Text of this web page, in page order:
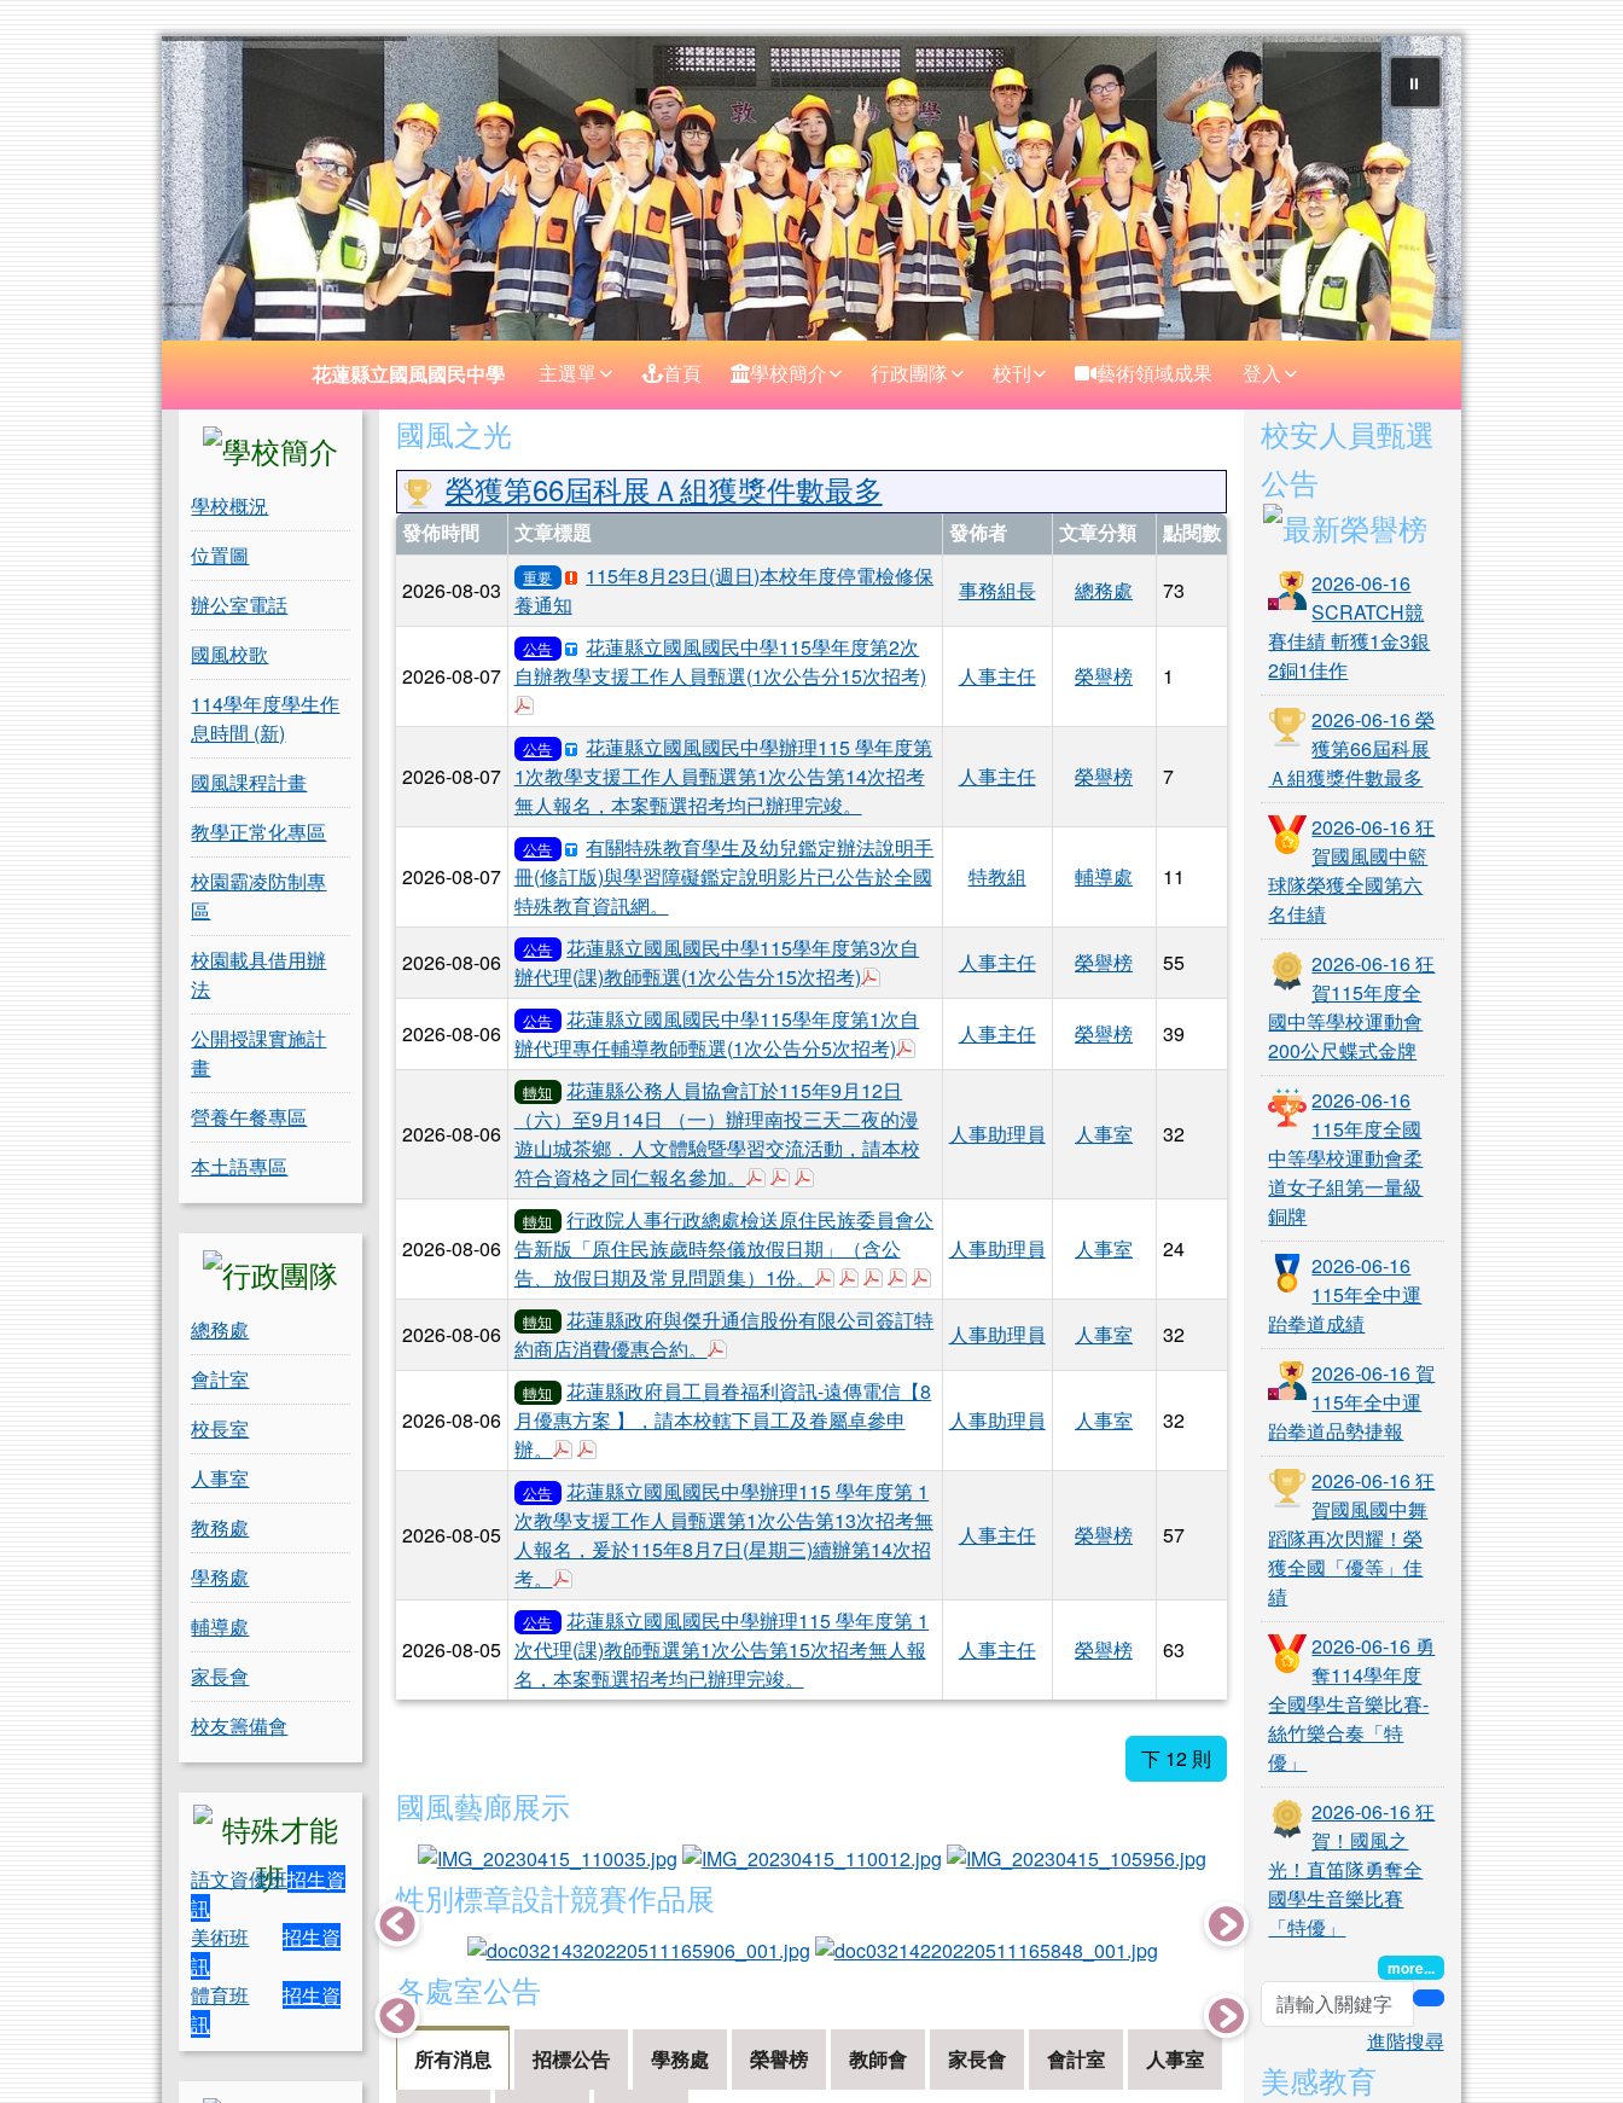
花蓮縣立國風國民中學 ⏸
導覽列 花蓮縣立國風國民中學 主選單 首頁 學校簡介 行政團隊 校刊 藝術領域成果 登入
左邊區域內容
學校概況
位置圖
辦公室電話
國風校歌
114學年度學生作
息時間 (新)
國風課程計畫
教學正常化專區
校園霸凌防制專
區
校園載具借用辦
法
公開授課實施計
畫
營養午餐專區
本土語專區
總務處
會計室
校長室
人事室
教務處
學務處
輔導處
家長會
校友籌備會
語文資優班招生資
訊
美術班
招生資
訊
體育班
招生資
訊
上中區域內容
國風之光
SCRATCH競賽佳績 斬獲1金3銀2銅1佳作
榮獲第66屆科展Ａ組獲獎件數最多
發佈時間 文章標題 發佈者 文章分類 點閱數
2026-08-03 重要
115年8月23日(週日)本校年度停電檢修保
養通知
事務組長 總務處 73
2026-08-07
公告
花蓮縣立國風國民中學115學年度第2次
自辦教學支援工作人員甄選(1次公告分15次招考)
於彈跳視窗觀看：花蓮縣立國風國民中學115學年度第2次教學支援工作人員甄選簡章.pdf
人事主任 榮譽榜 1
2026-08-07
公告
花蓮縣立國風國民中學辦理115 學年度第
1次教學支援工作人員甄選第1次公告第14次招考
無人報名，本案甄選招考均已辦理完竣。
人事主任 榮譽榜 7
2026-08-07
公告
有關特殊教育學生及幼兒鑑定辦法說明手
冊(修訂版)與學習障礙鑑定說明影片已公告於全國
特殊教育資訊網。
特教組 輔導處 11
2026-08-06 公告
花蓮縣立國風國民中學115學年度第3次自
辦代理(課)教師甄選(1次公告分15次招考)
於彈跳視窗觀看：花蓮縣立國風國民中學115學年度第3次自辦代理(課)教師甄選簡章
人事主任 榮譽榜 55
2026-08-06 公告
花蓮縣立國風國民中學115學年度第1次自
辦代理專任輔導教師甄選(1次公告分5次招考)
於彈跳視窗觀看：花蓮縣立國風國民中學115學年度第1次自辦代理專任輔導教師
人事主任 榮譽榜 39
2026-08-06
轉知
花蓮縣公務人員協會訂於115年9月12日
（六）至9月14日 （一）辦理南投三天二夜的漫
遊山城茶鄉．人文體驗暨學習交流活動，請本校
符合資格之同仁報名參加。
於彈跳視窗觀看：376550000A_1150153256_ATTACH1.pdf
於彈跳視窗觀看：376550000A_1150153256_ATTACH2.pdf
於彈跳視窗觀看：376550000A_1150153256_print.pdf
人事助理員 人事室 32
2026-08-06
轉知
行政院人事行政總處檢送原住民族委員會公
告新版「原住民族歲時祭儀放假日期」（含公
告、放假日期及常見問題集）1份。
於彈跳視窗觀看：376550000A_1150153879B_ATTACH1.pdf
於彈跳視窗觀看：376550000A_1150153879B_ATTACH2.pdf
於彈跳視窗觀看：376550000A_1150153879B_ATTACH3.pdf
於彈跳視窗觀看：376550000A_1150153879B_ATTACH4.pdf
於彈跳視窗觀看：376550000A_1150153879B_print.pdf
人事助理員 人事室 24
2026-08-06 轉知
花蓮縣政府與傑升通信股份有限公司簽訂特
約商店消費優惠合約。
於彈跳視窗觀看：376550000A_1150152800A_print.pdf
人事助理員 人事室 32
2026-08-06
轉知
花蓮縣政府員工員眷福利資訊-遠傳電信【8
月優惠方案 】，請本校轄下員工及眷屬卓參申
辦。
於彈跳視窗觀看：10800399A0C_ATTCH1.pdf
人事助理員 人事室 32
2026-08-05
公告
花蓮縣立國風國民中學辦理115 學年度第 1
次教學支援工作人員甄選第1次公告第13次招考無
人報名，爰於115年8月7日(星期三)續辦第14次招
考。
於彈跳視窗觀看：花蓮縣立國風國民中學115學年度第1次教學支援工作人員甄選簡章1150805.pdf
人事主任 榮譽榜 57
2026-08-05
公告
花蓮縣立國風國民中學辦理115 學年度第 1
次代理(課)教師甄選第1次公告第15次招考無人報
名，本案甄選招考均已辦理完竣。
人事主任 榮譽榜 63
下 12 則
國風藝廊展示
photo-804 photo-803 photo-801
性別標章設計競賽作品展
photo-646 photo-645
各處室公告
所有消息 招標公告 學務處 榮譽榜 教師會 家長會 會計室 人事室
右邊區域內容
校安人員甄選
公告
2026-06-16
SCRATCH競
賽佳績 斬獲1金3銀
2銅1佳作
2026-06-16 榮
獲第66屆科展
Ａ組獲獎件數最多
2026-06-16 狂
賀國風國中籃
球隊榮獲全國第六
名佳績
2026-06-16 狂
賀115年度全
國中等學校運動會
200公尺蝶式金牌
2026-06-16
115年度全國
中等學校運動會柔
道女子組第一量級
銅牌
2026-06-16
115年全中運
跆拳道成績
2026-06-16 賀
115年全中運
跆拳道品勢捷報
2026-06-16 狂
賀國風國中舞
蹈隊再次閃耀！榮
獲全國「優等」佳
績
2026-06-16 勇
奪114學年度
全國學生音樂比賽-
絲竹樂合奏「特
優」
2026-06-16 狂
賀！國風之
光！直笛隊勇奪全
國學生音樂比賽
「特優」
more...
search
進階搜尋
美感教育
頁尾區域